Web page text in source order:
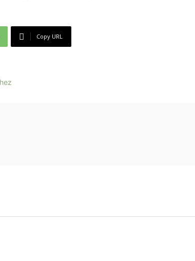
Copy URL